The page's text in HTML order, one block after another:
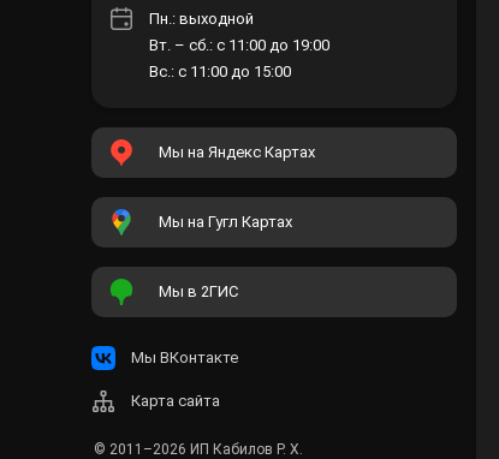
Пн.: выходной
Вт. – сб.: с 11:00 до 19:00
Вс.: с 11:00 до 15:00
Мы на Яндекс Картах
Мы на Гугл Картах
Мы в 2ГИС
Мы ВКонтакте
Карта сайта
© 2011–2026 ИП Кабилов Р. Х.